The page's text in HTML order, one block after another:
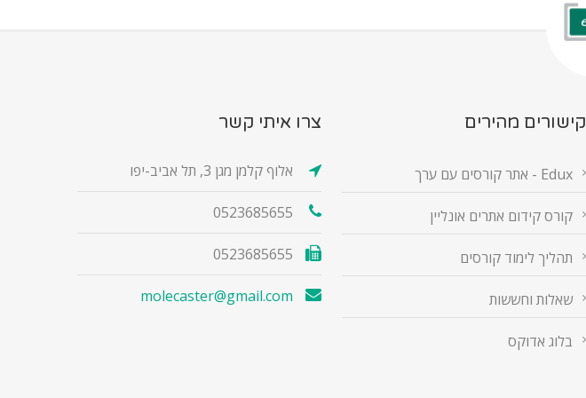
קישורים מהירים
Edux - אתר קורסים עם ערך
קורס קידום אתרים אונליין
תהליך לימוד קורסים
שאלות וחששות
בלוג אדוקס
צרו איתי קשר
אלוף קלמן מגן 3, תל אביב-יפו
0523685655
0523685655
molecaster@gmail.com